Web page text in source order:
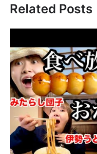
ー
シ
ョ
ン
Related Posts